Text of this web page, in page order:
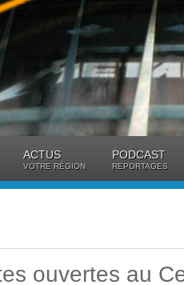
ACTUS
VOTRE RÉGION
PODCAST
REPORTAGES
ouvertes au